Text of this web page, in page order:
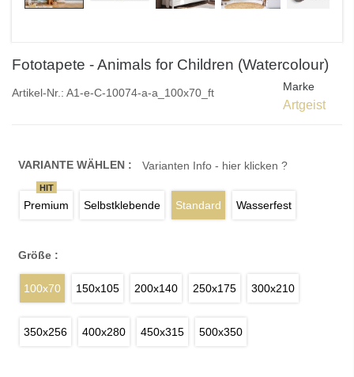
Fototapete - Animals for Children (Watercolour)
Artikel-Nr.: A1-e-C-10074-a-a_100x70_ft Marke
Artgeist
VARIANTE WÄHLEN : Varianten Info - hier klicken ?
Premium
HIT
Selbstklebende Standard Wasserfest
Größe :
100x70 150x105 200x140 250x175 300x210
350x256 400x280 450x315 500x350